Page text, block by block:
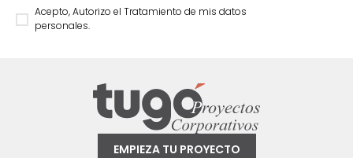
Acepto, Autorizo el Tratamiento de mis datos
personales.
EMPIEZA TU PROYECTO